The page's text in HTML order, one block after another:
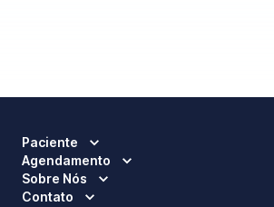
Paciente
Agendamento
Sobre Nós
Contato